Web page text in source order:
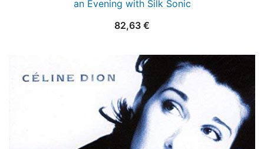
an Evening with Silk Sonic
82,63 €